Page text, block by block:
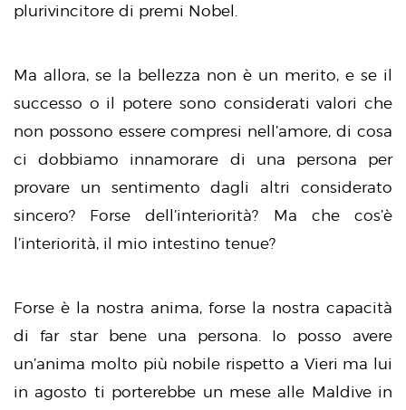
plurivincitore di premi Nobel.
Ma allora, se la bellezza non è un merito, e se il
successo o il potere sono considerati valori che
non possono essere compresi nell’amore, di cosa
ci dobbiamo innamorare di una persona per
provare un sentimento dagli altri considerato
sincero? Forse dell’interiorità? Ma che cos’è
l’interiorità, il mio intestino tenue?
Forse è la nostra anima, forse la nostra capacità
di far star bene una persona. Io posso avere
un’anima molto più nobile rispetto a Vieri ma lui
in agosto ti porterebbe un mese alle Maldive in